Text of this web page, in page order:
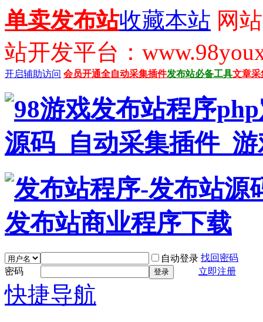
单卖发布站收藏本站 网
站开发平台：
开启辅助访问 会员开通全自动采集插件发布站必备工具文章采
自动登录 找回密码
密码
登录 立即注册
快捷导航